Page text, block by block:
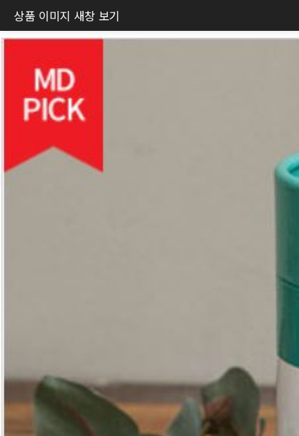
상품 이미지 새창 보기